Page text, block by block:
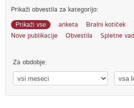
Prikaži obvestila za kategorijo:
Prikaži vse anketa Bralni kotiček
Nove publikacije
Obvestila Spletne
Za obdobje: